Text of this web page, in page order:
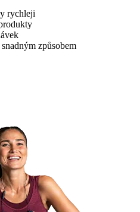
rychleji
způsobem